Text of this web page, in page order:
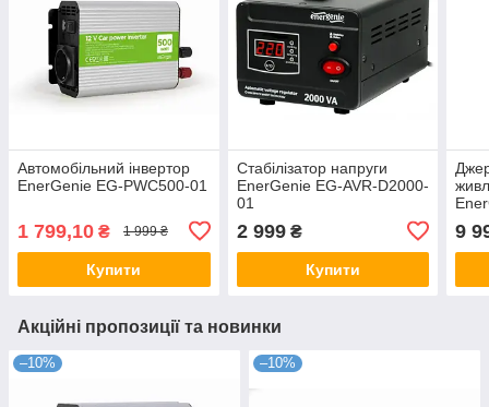
Автомобільний інвертор
EnerGenie EG-PWC500-01
1 799,10 ₴ 1 999 ₴
Купити
Стабілізатор напруги
EnerGenie EG-AVR-D2000-
01
2 999₴
Купити
9
Акційні пропозиції та новинки
–10% –10%